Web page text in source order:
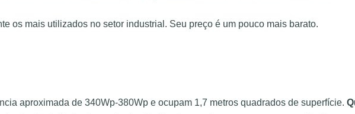
os mais utilizados no setor industrial. Seu preço é um pouco mais barato.
aproximada de 340Wp-380Wp e ocupam 1,7 metros quadrados de superfície.